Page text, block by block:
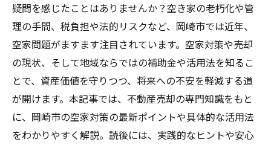
疑問を感じたことはありませんか？空き家の老朽化や管
理の手間、税負担や法的リスクなど、岡崎市では近年、
空家問題がますます注目されています。空家対策や売却
の現状、そして地域ならではの補助金や活用法を知るこ
とで、資産価値を守りつつ、将来への不安を軽減する道
が開けます。本記事では、不動産売却の専門知識をもと
に、岡崎市の空家対策の最新ポイントや具体的な活用法
をわかりやすく解説。読後には、実践的なヒントや安心